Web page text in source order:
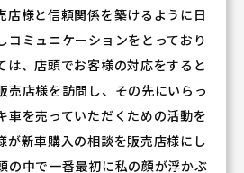
ス〈技術）スタッフは日々協
を超えた交流や社員全体での
店様と信頼関係を築けるように日
コミュニケーションをとっており
は、店頭でお客様の対応をすると
売店様を訪問し、その先にいらっ
車を売っていただくための活動を
が新車購入の相談を販売店様にし
の中で一番最初に私の顔が浮かぶ